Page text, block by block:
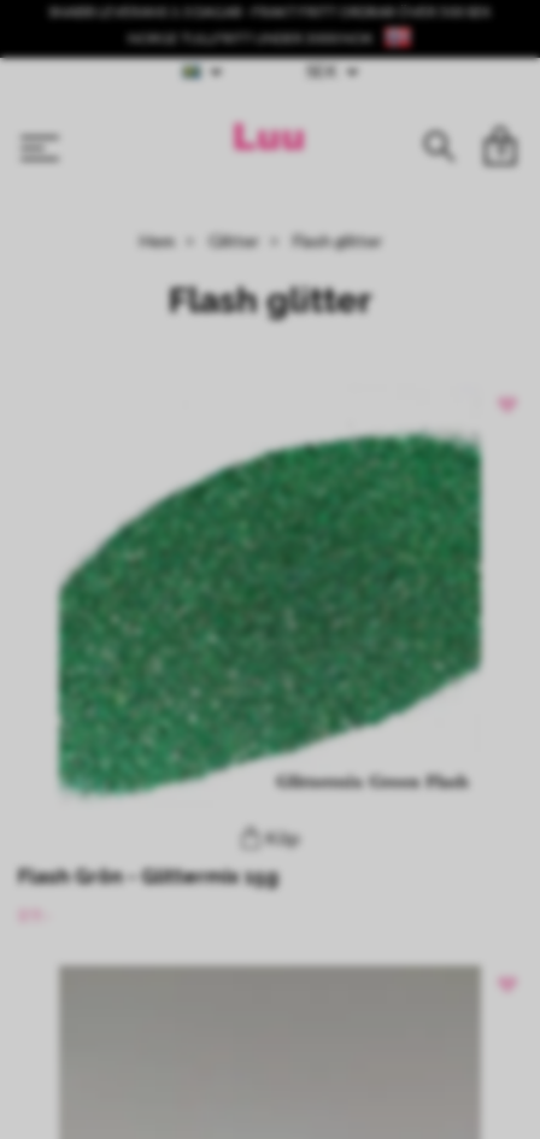
SNABB LEVERANS 1-3 DAGAR - FRAKT FRITT ORDRAR ÖVER 500 SEK
NORGE TULLFRITT UNDER 3000 NOK
0
Hem Glitter Flash glitter
Flash glitter
Köp
Flash Grön - Glittermix 15g